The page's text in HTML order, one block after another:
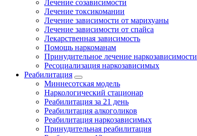
Лечение созависимости
Лечение токсикомании
Лечение зависимости от марихуаны
Лечение зависимости от спайса
Лекарственная зависимость
Помощь наркоманам
Принудительное лечение наркозависимости
Ресоциализация наркозависимых
Реабилитация
Миннесотская модель
Наркологический стационар
Реабилитация за 21 день
Реабилитация алкоголиков
Реабилитация наркозависимых
Принудительная реабилитация